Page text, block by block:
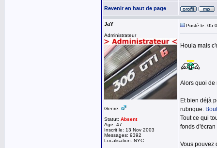
Revenir en haut de page
JaY
Administrateur
Genre:
Statut: Absent
Age: 47
Inscrit le: 13 Nov 2003
Messages: 9392
Localisation: NYC
Posté le: 05
Houla mais
Alors quoi de
Et bien déjà
rubrique:
Tout ce qui
fonds
Vous pouvez